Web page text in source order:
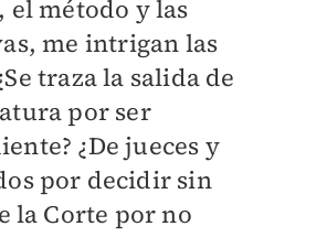
el método y las
me intrigan las
traza la salida de
por ser
¿De jueces y
por decidir sin
la Corte por no